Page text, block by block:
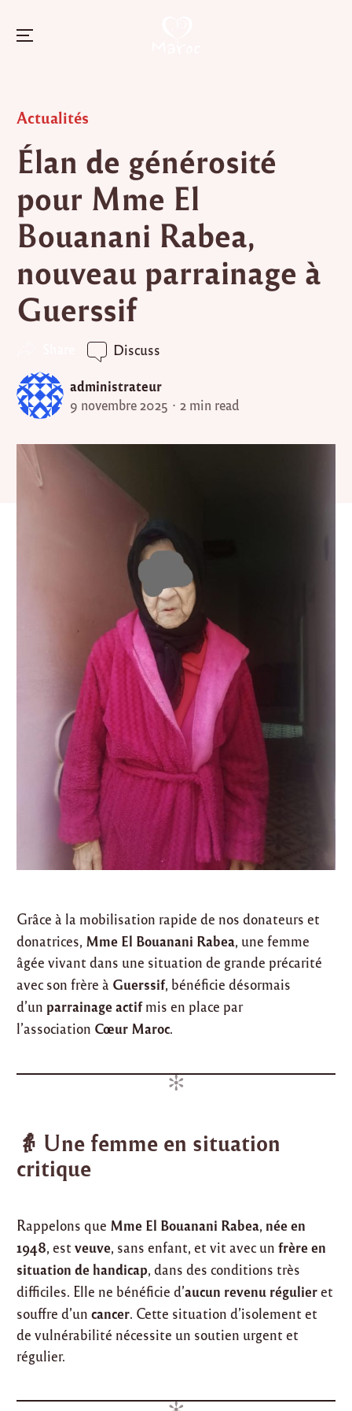
content
Menu
Posted
in
Actualités
Élan de générosité
pour Mme El
Bouanani Rabea,
nouveau parrainage à
Guerssif
administrateur
9 novembre 2025
2 min read
Discuss
Grâce à la mobilisation rapide de nos donateurs et
donatrices, Mme El Bouanani Rabea, une femme
âgée vivant dans une situation de grande précarité
avec son frère à Guerssif, bénéficie désormais
d’un parrainage actifmis en place par
l’association Cœur Maroc.
👵 Une femme en situation
critique
Rappelons que Mme El Bouanani Rabea, née en
1948, estveuve, sans enfant, et vit avec unfrère en
situation de handicap, dans des conditions très
difficiles. Elle ne bénéficie d’aucun revenu régulieret
souffre d’uncancer. Cette situation d’isolement et
de vulnérabilité nécessite un soutien urgent et
régulier.